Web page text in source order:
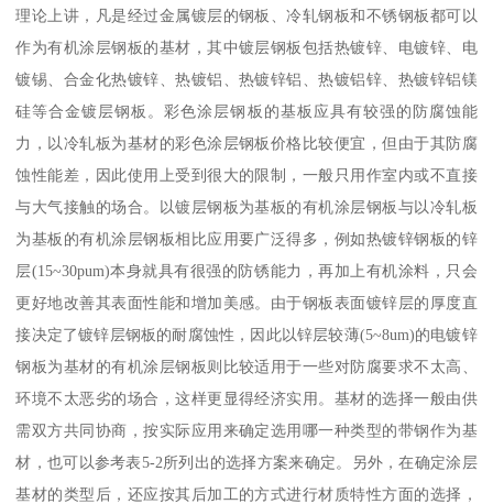
理论上讲，凡是经过金属镀层的钢板、冷轧钢板和不锈钢板都可以
作为有机涂层钢板的基材，其中镀层钢板包括热镀锌、电镀锌、电
镀锡、合金化热镀锌、热镀铝、热镀锌铝、热镀铝锌、热镀锌铝镁
硅等合金镀层钢板。彩色涂层钢板的基板应具有较强的防腐蚀能
力，以冷轧板为基材的彩色涂层钢板价格比较便宜，但由于其防腐
蚀性能差，因此使用上受到很大的限制，一般只用作室内或不直接
与大气接触的场合。以镀层钢板为基板的有机涂层钢板与以冷轧板
为基板的有机涂层钢板相比应用要广泛得多，例如热镀锌钢板的锌
层(15~30pum)本身就具有很强的防锈能力，再加上有机涂料，只会
更好地改善其表面性能和增加美感。由于钢板表面镀锌层的厚度直
接决定了镀锌层钢板的耐腐蚀性，因此以锌层较薄(5~8um)的电镀锌
钢板为基材的有机涂层钢板则比较适用于一些对防腐要求不太高、
环境不太恶劣的场合，这样更显得经济实用。基材的选择一般由供
需双方共同协商，按实际应用来确定选用哪一种类型的带钢作为基
材，也可以参考表5-2所列出的选择方案来确定。另外，在确定涂层
基材的类型后，还应按其后加工的方式进行材质特性方面的选择，